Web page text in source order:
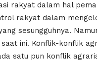
rakyat dalam hal
rakyat dalam
sesungguhnya.
ini. Konflik-konflik
satu pun konflik